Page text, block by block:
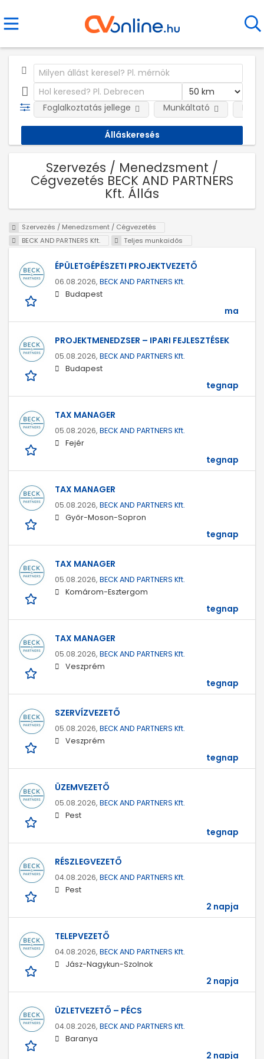
Foglalkoztatás jellege Munkáltató
Szervezés / Menedzsment /
Cégvezetés BECK AND PARTNERS
Kft. Állás
Szervezés / Menedzsment / Cégvezetés
BECK AND PARTNERS Kft.
Teljes munkaidős
ÉPÜLETGÉPÉSZETI PROJEKTVEZETŐ
06.08.2026, BECK AND PARTNERS Kft.
Budapest
ma
PROJEKTMENEDZSER – IPARI FEJLESZTÉSEK
05.08.2026, BECK AND PARTNERS Kft.
Budapest
tegnap
TAX MANAGER
05.08.2026, BECK AND PARTNERS Kft.
Fejér
tegnap
TAX MANAGER
05.08.2026, BECK AND PARTNERS Kft.
Győr-Moson-Sopron
tegnap
TAX MANAGER
05.08.2026, BECK AND PARTNERS Kft.
Komárom-Esztergom
tegnap
TAX MANAGER
05.08.2026, BECK AND PARTNERS Kft.
Veszprém
tegnap
SZERVÍZVEZETŐ
05.08.2026, BECK AND PARTNERS Kft.
Veszprém
tegnap
ÜZEMVEZETŐ
05.08.2026, BECK AND PARTNERS Kft.
Pest
tegnap
RÉSZLEGVEZETŐ
04.08.2026, BECK AND PARTNERS Kft.
Pest
2 napja
TELEPVEZETŐ
04.08.2026, BECK AND PARTNERS Kft.
Jász-Nagykun-Szolnok
2 napja
ÜZLETVEZETŐ – PÉCS
04.08.2026, BECK AND PARTNERS Kft.
Baranya
2 napja